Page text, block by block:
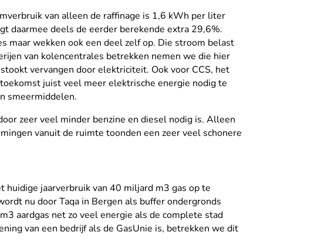
van alleen de raffinage is 1,6 kWh per liter
daarmee deels de eerder berekende extra 29,6%.
maar wekken ook een deel zelf op. Die stroom belast
van kolencentrales betrekken nemen we die hier
vervangen door elektriciteit. Ook voor CCS, het
juist veel meer elektrische energie nodig te
smeermiddelen.
zeer veel minder benzine en diesel nodig is. Alleen
vanuit de ruimte toonden een zeer veel schonere
jaarverbruik van 40 miljard m3 gas op te
nu door Taqa in Bergen als buffer ondergronds
aardgas net zo veel energie als de complete stad
van een bedrijf als de GasUnie is, betrekken we dit